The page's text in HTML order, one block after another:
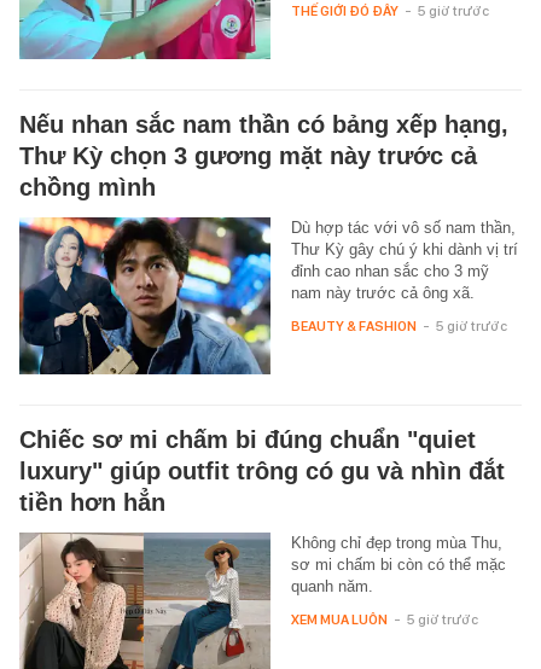
THẾ GIỚI ĐÓ ĐÂY - 5 giờ trước
Nếu nhan sắc nam thần có bảng xếp hạng,
Thư Kỳ chọn 3 gương mặt này trước cả
chồng mình
Dù hợp tác với vô số nam thần,
Thư Kỳ gây chú ý khi dành vị trí
đỉnh cao nhan sắc cho 3 mỹ
nam này trước cả ông xã.
BEAUTY & FASHION - 5 giờ trước
Chiếc sơ mi chấm bi đúng chuẩn "quiet
luxury" giúp outfit trông có gu và nhìn đắt
tiền hơn hẳn
Không chỉ đẹp trong mùa Thu,
sơ mi chấm bi còn có thể mặc
quanh năm.
XEM MUA LUÔN - 5 giờ trước